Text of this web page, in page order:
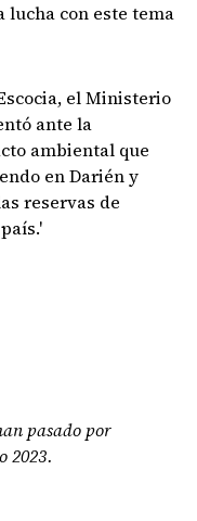
lucha con este tema
el Ministerio
ante la
ambiental que
en Darién y
reservas de
pasado por
2023.